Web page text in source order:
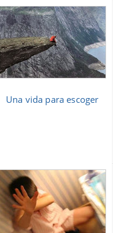
Una vida para escoger